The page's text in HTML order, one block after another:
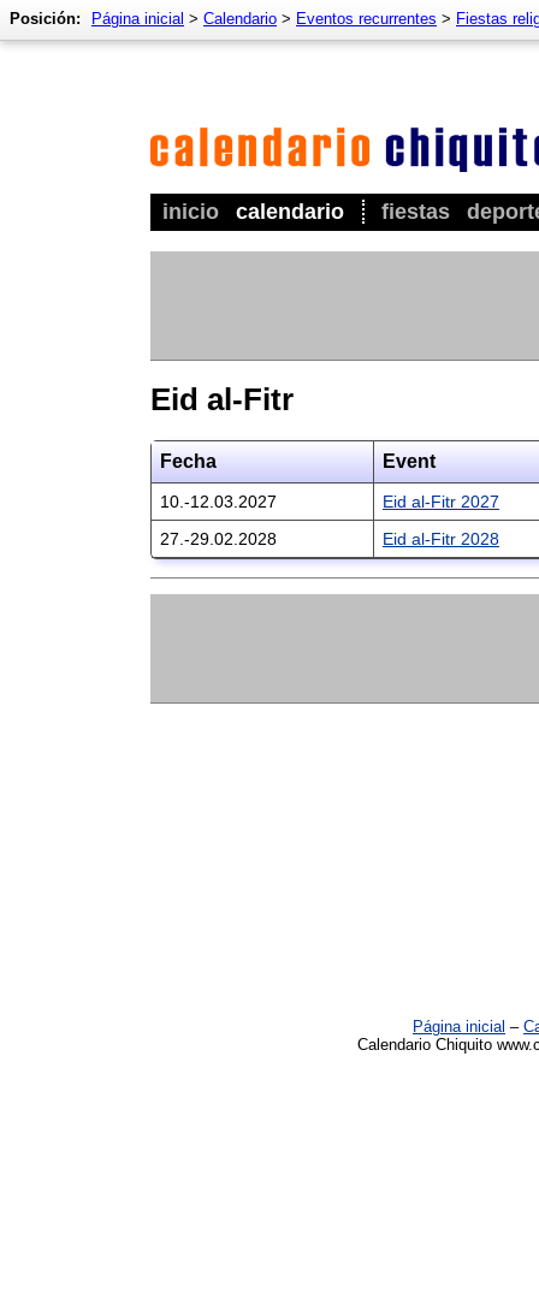
inicio calendario fiestas
Posición: Página inicial > Calendario > Eventos recurrentes > Fiestas
Eid al-Fitr
Fecha Event
10.-12.03.2027
Eid al-Fitr 2027
27.-29.02.2028
Eid al-Fitr 2028
Página inicial –
Calendario Chiquito